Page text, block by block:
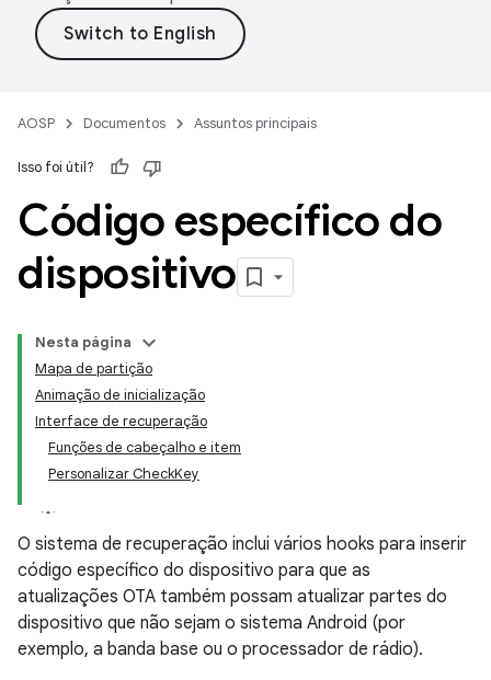
AOSP Documentos Assuntos principais
Isso foi útil?
Código específico do
dispositivo
Nesta página
Mapa de partição
Animação de inicialização
Interface de recuperação
Funções de cabeçalho e item
Personalizar CheckKey
O sistema de recuperação inclui vários hooks para inserir
código específico do dispositivo para que as
atualizações OTA também possam atualizar partes do
dispositivo que não sejam o sistema Android (por
exemplo, a banda base ou o processador de rádio).